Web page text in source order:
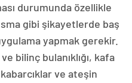
durumunda özellikle
gibi şikayetlerde baş
yapmak gerekir.
bilinç bulanıklığı, kafa
kabarcıklar ve ateşin